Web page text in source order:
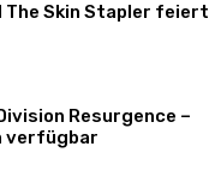
The Skin Stapler feiert
Resurgence –
verfügbar